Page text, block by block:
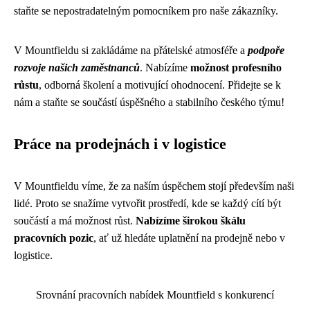
staňte se nepostradatelným pomocníkem pro naše zákazníky.
V Mountfieldu si zakládáme na přátelské atmosféře a podpoře
rozvoje našich zaměstnanců. Nabízíme možnost profesního
růstu, odborná školení a motivující ohodnocení. Přidejte se k
nám a staňte se součástí úspěšného a stabilního českého týmu!
Práce na prodejnách i v logistice
V Mountfieldu víme, že za naším úspěchem stojí především naši
lidé. Proto se snažíme vytvořit prostředí, kde se každý cítí být
součástí a má možnost růst. Nabízíme širokou škálu
pracovních pozic, ať už hledáte uplatnění na prodejně nebo v
logistice.
Srovnání pracovních nabídek Mountfield s konkurencí